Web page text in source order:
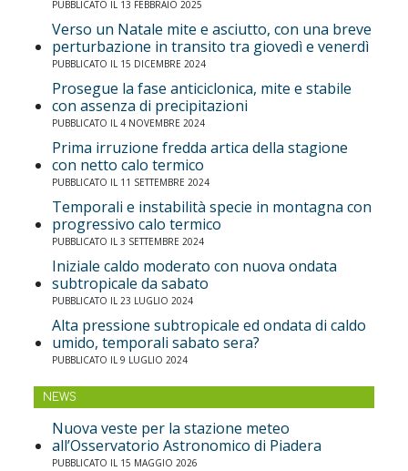
PUBBLICATO IL 13 FEBBRAIO 2025
Verso un Natale mite e asciutto, con una breve
perturbazione in transito tra giovedì e venerdì
PUBBLICATO IL 15 DICEMBRE 2024
Prosegue la fase anticiclonica, mite e stabile
con assenza di precipitazioni
PUBBLICATO IL 4 NOVEMBRE 2024
Prima irruzione fredda artica della stagione
con netto calo termico
PUBBLICATO IL 11 SETTEMBRE 2024
Temporali e instabilità specie in montagna con
progressivo calo termico
PUBBLICATO IL 3 SETTEMBRE 2024
Iniziale caldo moderato con nuova ondata
subtropicale da sabato
PUBBLICATO IL 23 LUGLIO 2024
Alta pressione subtropicale ed ondata di caldo
umido, temporali sabato sera?
PUBBLICATO IL 9 LUGLIO 2024
NEWS
Nuova veste per la stazione meteo
all’Osservatorio Astronomico di Piadera
PUBBLICATO IL 15 MAGGIO 2026